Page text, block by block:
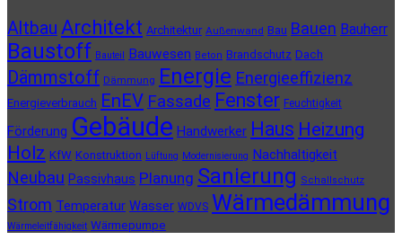
Altbau Architekt Architektur Außenwand Bau Bauen Bauherr
Baustoff Bauteil Bauwesen Beton Brandschutz Dach
Dämmstoff Dämmung Energie Energieeffizienz
Energieverbrauch EnEV Fassade Fenster Feuchtigkeit
Förderung Gebäude Handwerker Haus Heizung
Holz KfW Konstruktion Lüftung Modernisierung Nachhaltigkeit
Neubau Passivhaus Planung Sanierung Schallschutz
Strom Temperatur Wasser WDVS Wärmedämmung
Wärmeleitfähigkeit Wärmepumpe